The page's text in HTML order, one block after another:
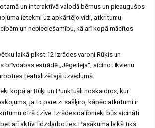
un interaktīvā valodā bērnus un pieaugušos
ietekmi uz apkārtējo vidi, atkritumu
un nepieciešamību, kā arī kopā mācītos
laikā plkst.12 izrādes varoņi Rūķis un
brīvdabas estrādē „Jēgerleja”, aicinot ikvienu
teatralizētajā uzvedumā.
kopā ar Rūķi un Punktuāli noskaidros, kur
ja to pareizi sašķiro, kāpēc atkritumi ir
otrā dzīve. Izrādes dalībnieki būs aicināti
arī aktīvi līdzdarboties. Pasākuma laikā tiks